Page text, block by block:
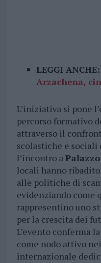
LEGGI ANCHE:
Arzachena,
L’iniziativa si pone
percorso formativo
attraverso il
scolastiche e
l’incontro a
locali hanno
alle politiche di
evidenziando come
rappresentino uno
per la crescita dei
L’evento conferma
come nodo attivo
internazionale